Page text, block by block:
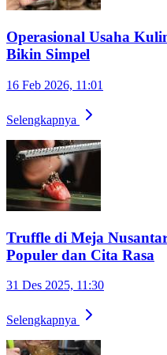
Operasional Usaha
Bikin Simpel
16 Feb 2026, 11:01
Selengkapnya
Truffle di Meja
Populer dan Cita Rasa
31 Des 2025, 11:30
Selengkapnya